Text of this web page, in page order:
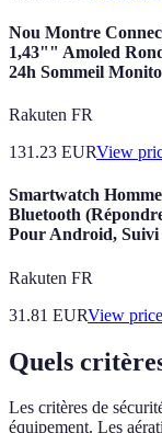
Nou Montre
1,43"" Amoled
24h Sommeil
Rakuten FR
131.23 EURView
Smartwatch
Bluetooth
Pour Android, Suivi
Rakuten FR
31.81 EURView price
Quels
Les critères de
équipement. Les